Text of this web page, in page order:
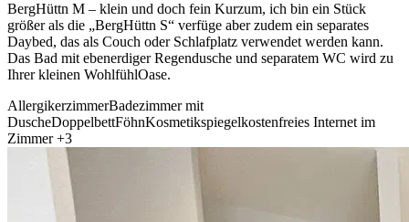
BergHüttn M – klein und doch fein Kurzum, ich bin ein Stück
größer als die „BergHüttn S“ verfüge aber zudem ein separates
Daybed, das als Couch oder Schlafplatz verwendet werden kann.
Das Bad mit ebenerdiger Regendusche und separatem WC wird zu
Ihrer kleinen WohlfühlOase.
AllergikerzimmerBadezimmer mit
DuscheDoppelbettFöhnKosmetikspiegelkostenfreies Internet im
Zimmer +3